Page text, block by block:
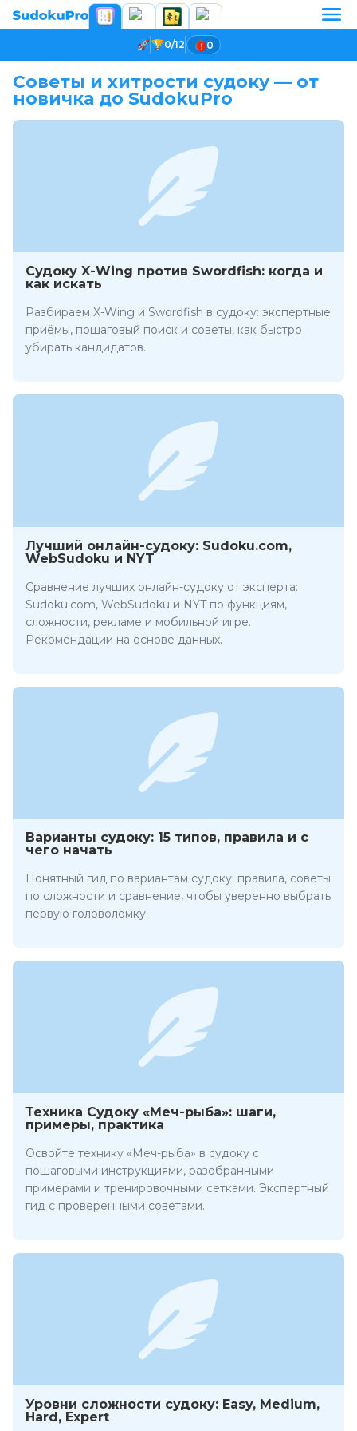
0/12 0
Советы и хитрости судоку — от
новичка до SudokuPro
Судоку X-Wing против Swordfish: когда и
как искать
Разбираем X-Wing и Swordfish в судоку: экспертные
приёмы, пошаговый поиск и советы, как быстро
убирать кандидатов.
Лучший онлайн-судоку: Sudoku.com,
WebSudoku и NYT
Сравнение лучших онлайн-судоку от эксперта:
Sudoku.com, WebSudoku и NYT по функциям,
сложности, рекламе и мобильной игре.
Рекомендации на основе данных.
Варианты судоку: 15 типов, правила и с
чего начать
Понятный гид по вариантам судоку: правила, советы
по сложности и сравнение, чтобы уверенно выбрать
первую головоломку.
Техника Судоку «Меч-рыба»: шаги,
примеры, практика
Освойте технику «Меч-рыба» в судоку с
пошаговыми инструкциями, разобранными
примерами и тренировочными сетками. Экспертный
гид с проверенными советами.
Уровни сложности судоку: Easy, Medium,
Hard, Expert